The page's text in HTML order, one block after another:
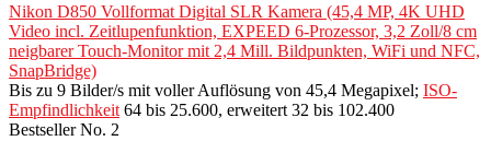
Nikon D850 Vollformat Digital SLR Kamera (45,4 MP, 4K UHD
Video incl. Zeitlupenfunktion, EXPEED 6-Prozessor, 3,2 Zoll/8 cm
neigbarer Touch-Monitor mit 2,4 Mill. Bildpunkten, WiFi und NFC,
SnapBridge)
Bis zu 9 Bilder/s mit voller Auflösung von 45,4 Megapixel; ISO-
Empfindlichkeit 64 bis 25.600, erweitert 32 bis 102.400
Bestseller No. 2